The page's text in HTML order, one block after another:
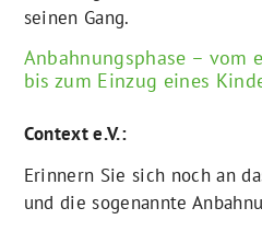
seinen Gang.
Anbahnungsphase – vom
bis zum Einzug eines
Context e.V.:
Erinnern Sie sich noch an
und die sogenannte